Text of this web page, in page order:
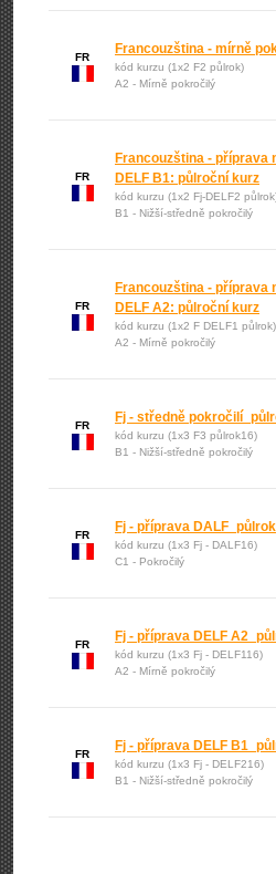
FR
Francouzština - mírně
kód kurzu (1x2 F2 půlrok)
A2 - Mírně pokročilý
FR
Francouzština - příprava
DELF B1: půlroční kurz
kód kurzu (1x2 Fj-DELF2
B1 - Nižší-středně pokročilý
FR
Francouzština - příprava
DELF A2: půlroční kurz
kód kurzu (1x2 F DELF1 půlrok)
A2 - Mírně pokročilý
FR
Fj - středně
kód kurzu (1x3 F3 půlrok16)
B1 - Nižší-středně pokročilý
FR
Fj - příprava DALF_půlrok
kód kurzu (1x3 Fj - DALF16)
C1 - Pokročilý
FR
Fj - příprava DELF
kód kurzu (1x3 Fj - DELF116)
A2 - Mírně pokročilý
FR
Fj - příprava DELF
kód kurzu (1x3 Fj - DELF216)
B1 - Nižší-středně pokročilý